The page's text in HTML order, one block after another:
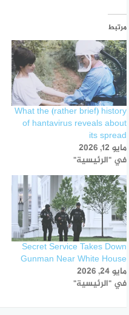
مرتبط
What the (rather brief) history
of hantavirus reveals about
its spread
مايو 12, 2026
في "الرئيسية"
Secret Service Takes Down
Gunman Near White House
مايو 24, 2026
في "الرئيسية"